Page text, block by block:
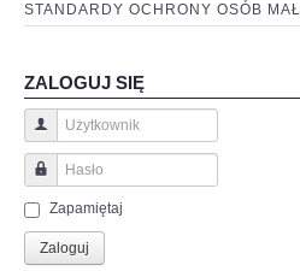
STANDARDY OCHRONY OSÓB
ZALOGUJ SIĘ
Użytkownik
Hasło
Zapamiętaj
Zaloguj